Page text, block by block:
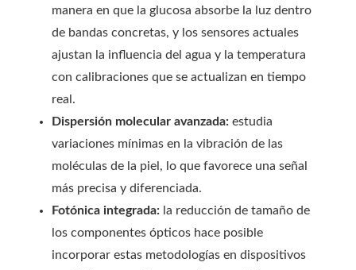
manera en que la glucosa absorbe la luz dentro
de bandas concretas, y los sensores actuales
ajustan la influencia del agua y la temperatura
con calibraciones que se actualizan en tiempo
real.
Dispersión molecular avanzada: estudia
variaciones mínimas en la vibración de las
moléculas de la piel, lo que favorece una señal
más precisa y diferenciada.
Fotónica integrada: la reducción de tamaño de
los componentes ópticos hace posible
incorporar estas metodologías en dispositivos